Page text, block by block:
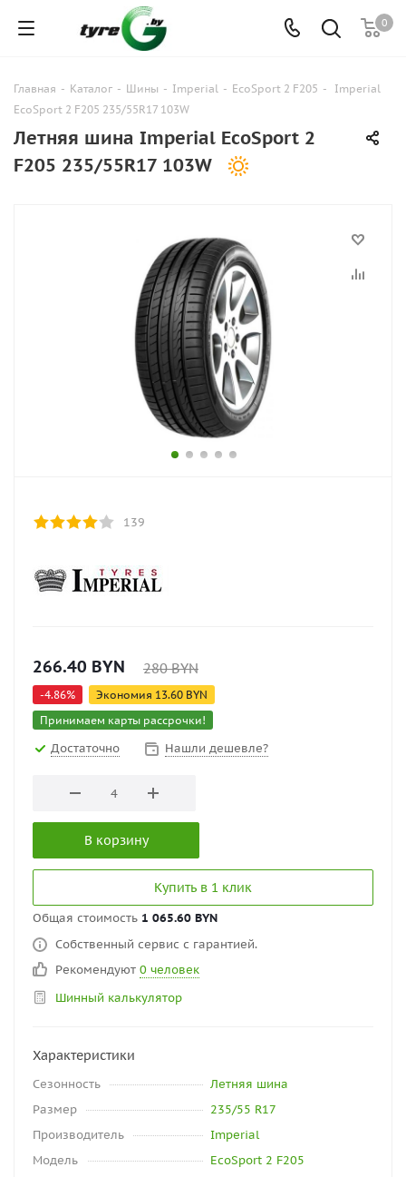
0
Главная - Каталог - Шины - Imperial - EcoSport 2 F205 -
Imperial
EcoSport 2 F205 235/55R17 103W
Летняя шина Imperial EcoSport 2
F205 235/55R17 103W
139
266.40 BYN 280BYN
-4.86% Экономия 13.60 BYN
Принимаем карты рассрочки!
Достаточно Нашли дешевле?
В корзину
Купить в 1 клик
Общая стоимость 1 065.60 BYN
Собственный сервис с гарантией.
Рекомендуют 0 человек
Шинный калькулятор
Характеристики
Сезонность
Летняя шина
Размер
235/55 R17
Производитель
Imperial
Модель
EcoSport 2 F205